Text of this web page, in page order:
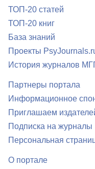
ТОП-20 статей
ТОП-20 книг
База знаний
Проекты
История журналов
Партнеры портала
Информационное
Приглашаем
Подписка на журналы
Персональная
О портале